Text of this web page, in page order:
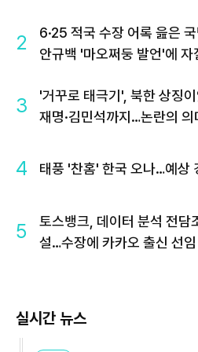
2
6·25 적국 수장 어록 읊은
안규백 '마오쩌둥 발언'에 자
3
'거꾸로 태극기', 북한 상징
재명·김민석까지…논란의 의
4 태풍 '찬홈' 한국 오나…예상
5
토스뱅크, 데이터 분석 전담
설…수장에 카카오 출신 선임
실시간 뉴스